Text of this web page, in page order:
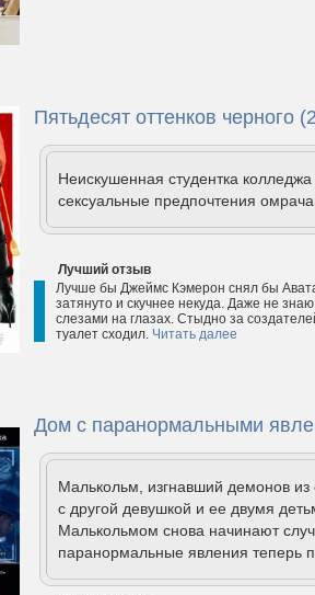
Пятьдесят оттенков черного
Неискушенная студентка
сексуальные предпочтения
Лучший отзыв
Лучше бы Джеймс Кэмерон снял бы
затянуто и скучнее некуда. Даже не
слезами на глазах. Стыдно за
туалет сходил. Читать далее
Дом с паранормальными
Малькольм, изгнавший демонов
с другой девушкой и ее двумя
Малькольмом снова начинают
паранормальные явления теперь